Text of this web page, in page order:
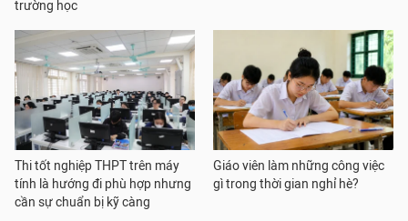
trường học
Thi tốt nghiệp THPT trên máy
tính là hướng đi phù hợp nhưng
cần sự chuẩn bị kỹ càng
Giáo viên làm những công việc
gì trong thời gian nghỉ hè?